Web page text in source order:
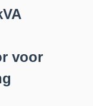
voor